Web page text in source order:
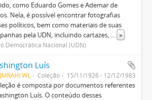
como Eduardo Gomes e Ademar de
Nela, é possível encontrar fotografias
políticos, bem como materiais de suas
pela UDN, incluindo cartazes, ... »
Democrática Nacional (UDN)
Luís
WL Coleção 15/11/1926 - 12/12/1983
é composta por documentos referentes
Luís. O conteúdo desses